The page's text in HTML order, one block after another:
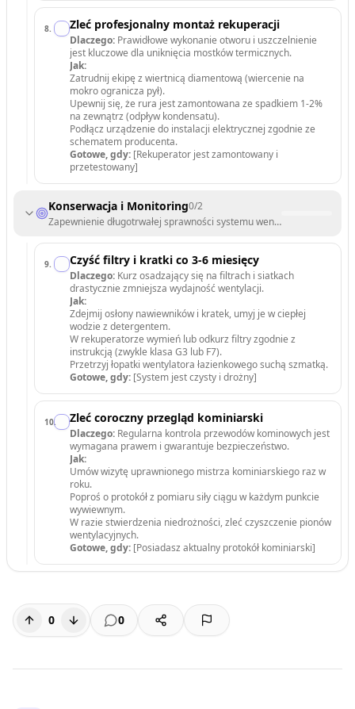
8. Zleć profesjonalny montaż rekuperacji
Dlaczego: Prawidłowe wykonanie otworu i uszczelnienie
jest kluczowe dla uniknięcia mostków termicznych.
Jak:
Zatrudnij ekipę z wiertnicą diamentową (wiercenie na
mokro ogranicza pył).
Upewnij się, że rura jest zamontowana ze spadkiem 1-2%
na zewnątrz (odpływ kondensatu).
Podłącz urządzenie do instalacji elektrycznej zgodnie ze
schematem producenta.
Gotowe, gdy: [Rekuperator jest zamontowany i
przetestowany]
Konserwacja i Monitoring0/2
Zapewnienie długotrwałej sprawności systemu wentylacyjnego.
9. Czyść filtry i kratki co 3-6 miesięcy
Dlaczego: Kurz osadzający się na filtrach i siatkach
drastycznie zmniejsza wydajność wentylacji.
Jak:
Zdejmij osłony nawiewników i kratek, umyj je w ciepłej
wodzie z detergentem.
W rekuperatorze wymień lub odkurz filtry zgodnie z
instrukcją (zwykle klasa G3 lub F7).
Przetrzyj łopatki wentylatora łazienkowego suchą szmatką.
Gotowe, gdy: [System jest czysty i drożny]
10. Zleć coroczny przegląd kominiarski
Dlaczego: Regularna kontrola przewodów kominowych jest
wymagana prawem i gwarantuje bezpieczeństwo.
Jak:
Umów wizytę uprawnionego mistrza kominiarskiego raz w
roku.
Poproś o protokół z pomiaru siły ciągu w każdym punkcie
wywiewnym.
W razie stwierdzenia niedrożności, zleć czyszczenie pionów
wentylacyjnych.
Gotowe, gdy: [Posiadasz aktualny protokół kominiarski]
0 0